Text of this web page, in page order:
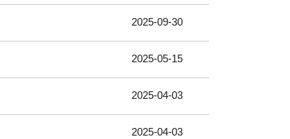
2025-09-30
2025-05-15
2025-04-03
2025-04-03